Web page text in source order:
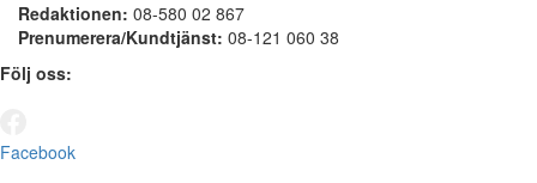
Redaktionen: 08-580 02 867
Prenumerera/Kundtjänst: 08-121 060 38
Följ oss:
Facebook